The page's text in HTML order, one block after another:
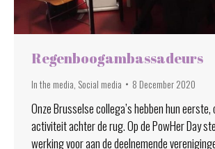
Regenboogambassadeurs
In the media Social media 8 December 2020
Onze Brusselse collega’s hebben hun
activiteit achter de rug. Op de PowHer Day
werking voor aan de deelnemende